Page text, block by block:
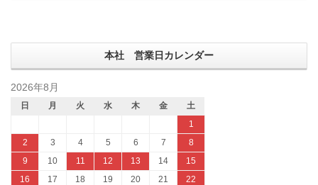
本社 営業日カレンダー
2026年8月
日 月 火 水 木 金
土
1
2
3 4 5 6 7
8
9
10 11 12 13 14
15
16
17 18 19 20 21
22